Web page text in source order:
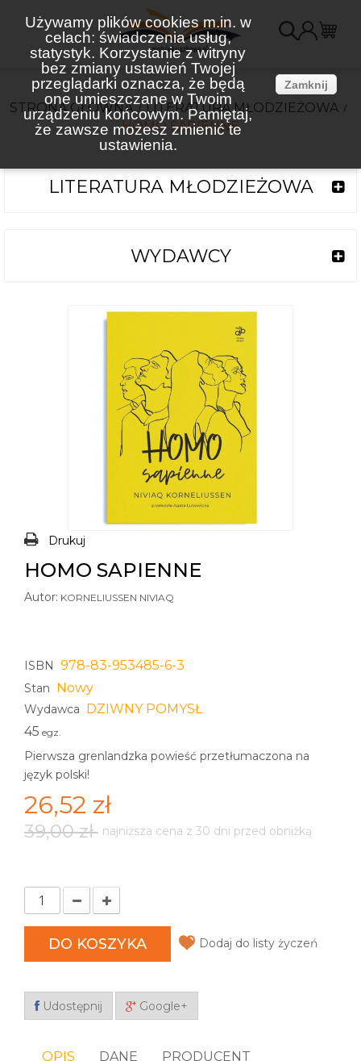
Używamy plików cookies m.in. w
celach: świadczenia usług,
statystyk. Korzystanie z witryny
bez zmiany ustawień Twojej
przeglądarki oznacza, że będą
one umieszczane w Twoim
urządzeniu końcowym. Pamiętaj,
że zawsze możesz zmienić te
ustawienia.
Zamknij
STRONA GŁÓWNA
LITERATURA MŁODZIEŻOWA
HOMO SAPIENNE
LITERATURA MŁODZIEŻOWA
WYDAWCY
Drukuj
HOMO SAPIENNE
Autor: KORNELIUSSEN NIVIAQ
ISBN 978-83-953485-6-3
Stan Nowy
Wydawca DZIWNY POMYSŁ
45 egz.
Pierwsza grenlandzka powieść przetłumaczona na
język polski!
26,52 zł
39,00 zł najniższa cena z 30 dni przed obniżką
DO KOSZYKA Dodaj do listy życzeń
Udostępnij Google+
OPIS DANE PRODUCENT